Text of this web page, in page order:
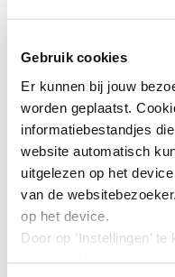
Gebruik cookies
Er kunnen bij jouw
worden geplaatst.
informatiebestandjes
website automatisch
uitgelezen op het
van de
op het device.
Door op ‘Instellingen’
processen. Het heeft
acrylamide ook via de
in het lichaam.
Download: